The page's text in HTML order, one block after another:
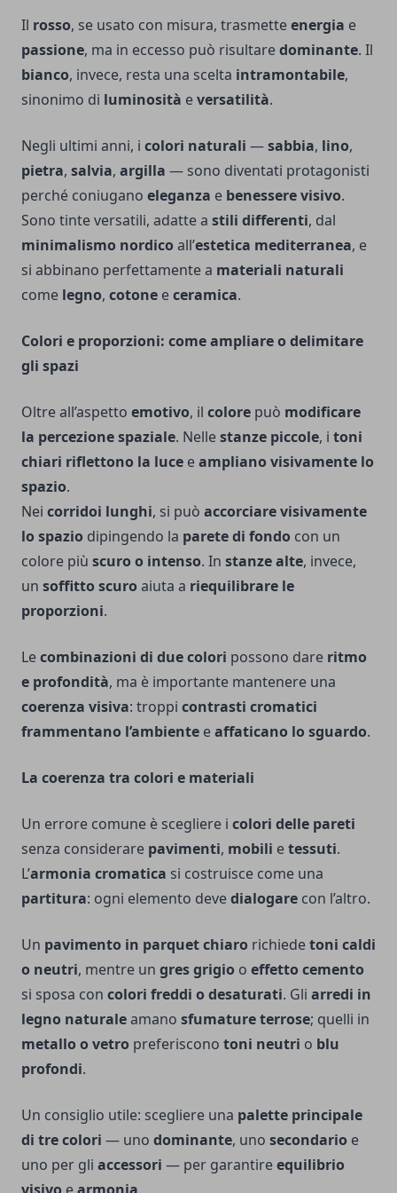
Il rosso, se usato con misura, trasmetteenergia e
passione, ma in eccesso può risultaredominante. Il
bianco, invece, resta una scelta intramontabile,
sinonimo di luminosità eversatilità.
Negli ultimi anni, i colori naturali —sabbia, lino,
pietra, salvia, argilla — sono diventati protagonisti
perché coniugano eleganza e benessere visivo.
Sono tinte versatili, adatte a stili differenti, dal
minimalismo nordico all’estetica mediterranea, e
si abbinano perfettamente a materiali naturali
come legno, cotone eceramica.
Colori e proporzioni: come ampliare o delimitare
gli spazi
Oltre all’aspetto emotivo, il colore può modificare
la percezione spaziale. Nellestanze piccole, i toni
chiari riflettono la luce eampliano visivamente lo
spazio.
Nei corridoi lunghi, si può accorciare visivamente
lo spazio dipingendo la parete di fondo con un
colore più scuro o intenso. In stanze alte, invece,
un soffitto scuro aiuta a riequilibrare le
proporzioni.
Lecombinazioni di due colori possono dare ritmo
e profondità, ma è importante mantenere una
coerenza visiva: troppi contrasti cromatici
frammentano l’ambiente eaffaticano lo sguardo.
La coerenza tra colori e materiali
Un errore comune è scegliere i colori delle pareti
senza considerare pavimenti, mobili etessuti.
L’armonia cromatica si costruisce come una
partitura: ogni elemento devedialogare con l’altro.
Un pavimento in parquet chiaro richiedetoni caldi
o neutri, mentre un gres grigio o effetto cemento
si sposa con colori freddi o desaturati. Gli arredi in
legno naturaleamano sfumature terrose; quelli in
metallo o vetro preferiscono toni neutri o blu
profondi.
Un consiglio utile: scegliere una palette principale
di tre colori — uno dominante, uno secondario e
uno per gli accessori — per garantireequilibrio
visivo earmonia.